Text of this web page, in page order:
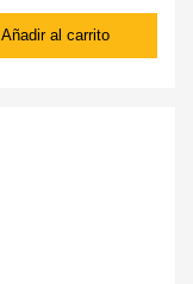
Añadir al carrito